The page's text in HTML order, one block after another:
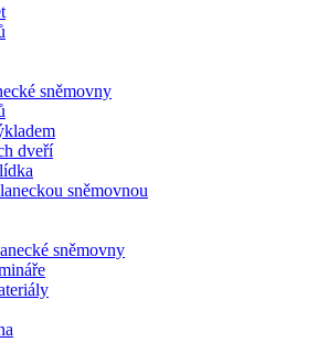
sněmovny
dveří
sněmovnou
sněmovny